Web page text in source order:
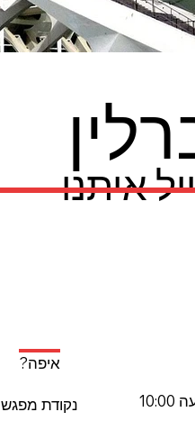
איתנו
איפה?
נקודת מפגש